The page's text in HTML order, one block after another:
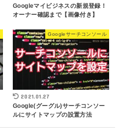
Googleマイビジネスの新規登録！
オーナー確認まで【画像付き】
Googleサーチコンソール
2021.01.27
Google(グーグル)サーチコンソー
ルにサイトマップの設置方法